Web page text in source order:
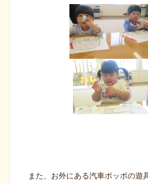
また、お外にある汽車ポッポの遊